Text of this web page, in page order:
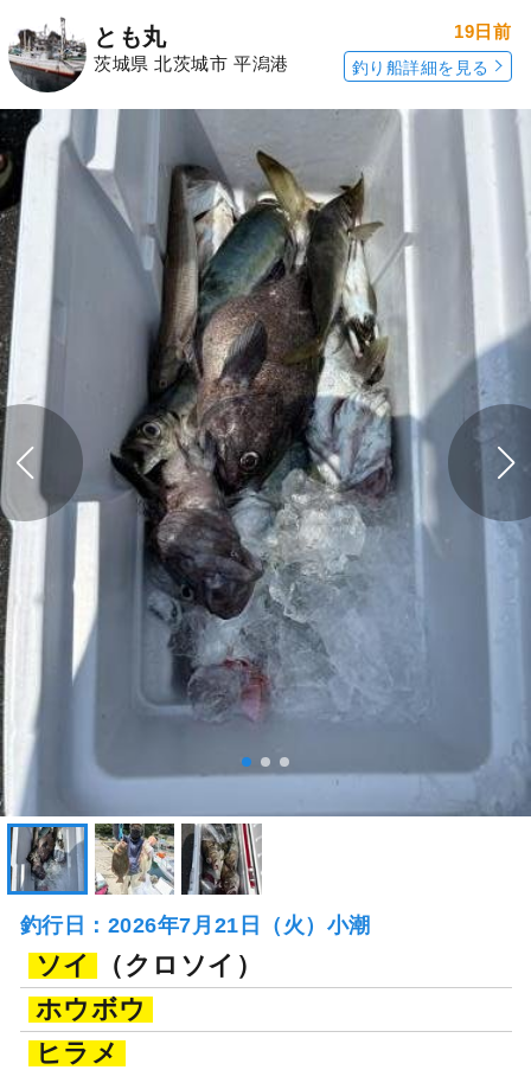
とも丸
茨城県 北茨城市 平潟港
19日前
釣り船詳細を見る
釣行日：2026年7月21日（火）小潮
ソイ
（クロソイ）
ホウボウ
ヒラメ